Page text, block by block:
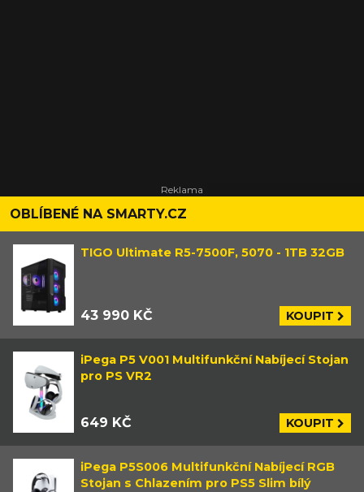
OBLÍBENÉ NA SMARTY.CZ
TIGO Ultimate R5-7500F, 5070 - 1TB 32GB
43 990 KČ KOUPIT
iPega P5 V001 Multifunkční Nabíjecí Stojan
pro PS VR2
649 KČ KOUPIT
iPega P5S006 Multifunkční Nabíjecí RGB
Stojan s Chlazením pro PS5 Slim bílý